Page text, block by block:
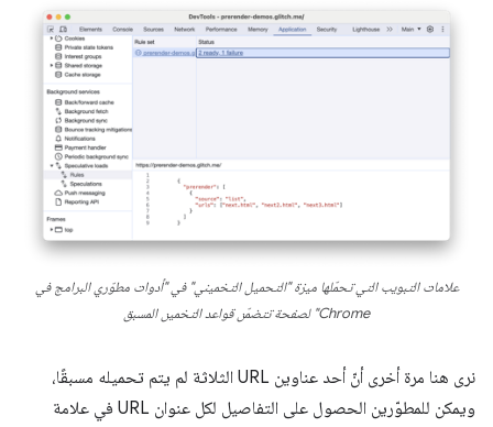
علامات التبويب التي تحمّلها ميزة "التحميل التخميني" في "أدوات مطوّري البرامج في
Chrome" لصفحة تتضمّن قواعد التخمين المسبق
نرى هنا مرة أخرى أنّ أحد عناوين URL الثلاثة لم يتم تحميله مسبقًا،
ويمكن للمطوّرين الحصول على التفاصيل لكل عنوان URL في علامة